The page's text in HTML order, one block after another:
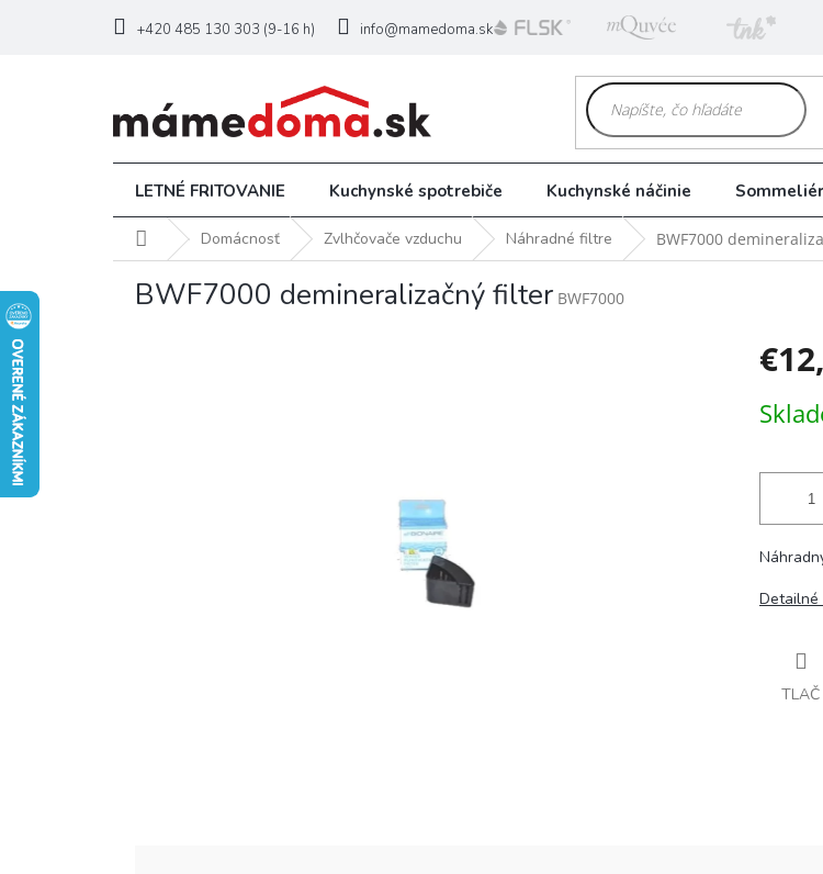
+420 485 130 303 (9-16 h) info@mamedoma.sk
LETNÉ FRITOVANIE Kuchynské spotrebiče Kuchynské náčinie
DomovDomácnosť Zvlhčovače vzduchu Náhradné filtre BWF7000
BWF7000 demineralizačný filter BWF7000
cena:
Detailné
TLAČ